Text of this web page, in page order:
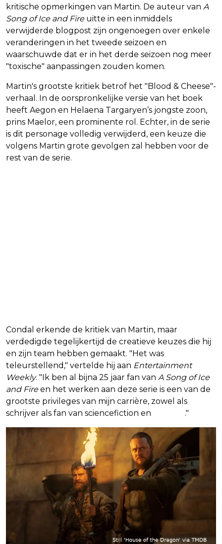
kritische opmerkingen van Martin. De auteur van A
Song of Ice and Fireuitte in een inmiddels
verwijderde blogpost zijn ongenoegen over enkele
veranderingen in het tweede seizoen en
waarschuwde dat er in het derde seizoen nog meer
"toxische" aanpassingen zouden komen.
Martin's grootste kritiek betrof het "Blood & Cheese"-
verhaal. In de oorspronkelijke versie van het boek
heeft Aegon en Helaena Targaryen’s jongste zoon,
prins Maelor, een prominente rol. Echter, in de serie
is dit personage volledig verwijderd, een keuze die
volgens Martin grote gevolgen zal hebben voor de
rest van de serie.
Condal erkende de kritiek van Martin, maar
verdedigde tegelijkertijd de creatieve keuzes die hij
en zijn team hebben gemaakt. "Het was
teleurstellend," vertelde hij aan Entertainment
Weekly. "Ik ben al bijna 25 jaar fan van A Song of Ice
and Fireen het werken aan deze serie is een van de
grootste privileges van mijn carrière, zowel als
schrijver als fan van sciencefiction en
."